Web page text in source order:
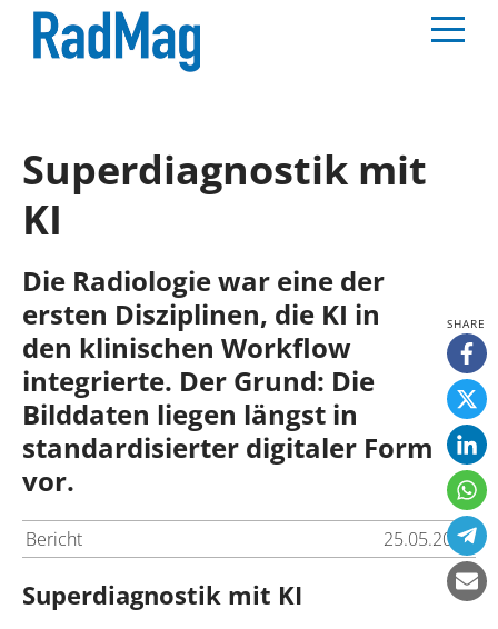
Superdiagnostik mit
KI
Die Radiologie war eine der
ersten Disziplinen, die KI in
den klinischen Workflow
integrierte. Der Grund: Die
Bilddaten liegen längst in
standardisierter digitaler Form
vor.
Bericht 25.05.2025
Superdiagnostik mit KI